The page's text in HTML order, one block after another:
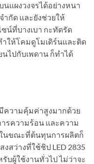
นแผงวงจรได้อย่างหนา
กัด และยังช่วยให้
น์ที่บางเบา กะทัดรัด
ำให้โคมดูโมเดิร์นและติด
นไปกับเพดาน ก็ทำได้
มีความคุ้มค่าสูงมากด้วย
รความร้อน และความ
นขณะที่ต้นทุนการผลิตก็
สว่างที่ใช้ชิป LED 2835
บผู้ใช้งานทั่วไป ไม่ว่าจะ